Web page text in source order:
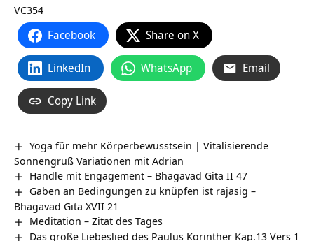
VC354
Facebook Share on X
LinkedIn WhatsApp Email
Copy Link
Yoga für mehr Körperbewusstsein | Vitalisierende
Sonnengruß Variationen mit Adrian
Handle mit Engagement – Bhagavad Gita II 47
Gaben an Bedingungen zu knüpfen ist rajasig –
Bhagavad Gita XVII 21
Meditation – Zitat des Tages
Das große Liebeslied des Paulus Korinther Kap.13 Vers 1